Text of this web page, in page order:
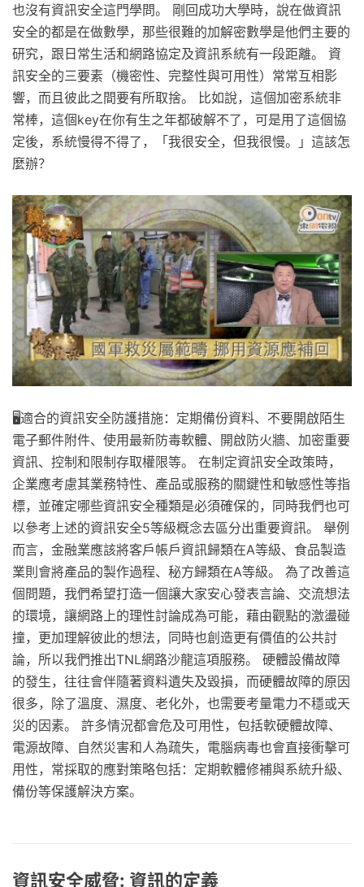
也沒有資訊安全這門學問。 剛回成功大學時，說在做資訊
安全的都是在做數學，那些很難的加解密數學是他們主要的
研究，跟日常生活和網路協定及資訊系統有一段距離。 資
訊安全的三要素（機密性、完整性與可用性）常常互相影
響，而且彼此之間要有所取捨。 比如說，這個加密系統非
常棒，這個key在你有生之年都破解不了，可是用了這個協
定後，系統慢得不得了，「我很安全，但我很慢。」這該怎
麼辦？
🖥️適合的資訊安全防護措施：定期備份資料、不要開啟陌生
電子郵件附件、使用最新防毒軟體、開啟防火牆、加密重要
資訊、控制和限制存取權限等。 在制定資訊安全政策時，
企業應考慮其業務特性、產品或服務的關鍵性和敏感性等指
標，並確定哪些資訊安全種類是必須確保的，同時我們也可
以參考上述的資訊安全5等級概念去區分出重要資訊。 舉例
而言，金融業應該將客戶帳戶資訊歸類在A等級、食品製造
業則會將產品的製作過程、秘方歸類在A等級。 為了改善這
個問題，我們希望打造一個讓大家安心發表言論、交流想法
的環境，讓網路上的理性討論成為可能，藉由觀點的激盪碰
撞，更加理解彼此的想法，同時也創造更有價值的公共討
論，所以我們推出TNL網路沙龍這項服務。 硬體設備故障
的發生，往往會伴隨著資料遺失及毀損，而硬體故障的原因
很多，除了溫度、濕度、老化外，也需要考量電力不穩或天
災的因素。 許多情況都會危及可用性，包括軟硬體故障、
電源故障、自然災害和人為疏失，電腦病毒也會直接衝擊可
用性，常採取的應對策略包括：定期軟體修補與系統升級、
備份等保護解決方案。
資訊安全威脅: 資訊的定義